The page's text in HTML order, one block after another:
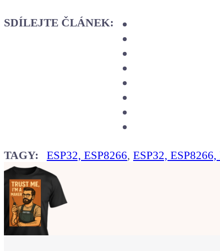
SDÍLEJTE ČLÁNEK:
TAGY: ESP32, ESP8266,ESP32,